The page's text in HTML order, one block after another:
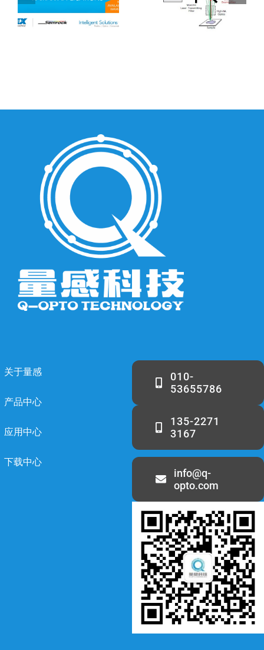
关于量感
产品中心
应用中心
下载中心
010-
53655786
135-2271
3167
info@q-
opto.com